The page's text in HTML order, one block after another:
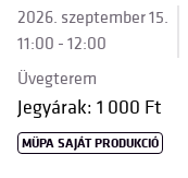
2026. szeptember 15.
11:00 - 12:00
Üvegterem
Jegyárak: 1 000 Ft
MÜPA SAJÁT PRODUKCIÓ